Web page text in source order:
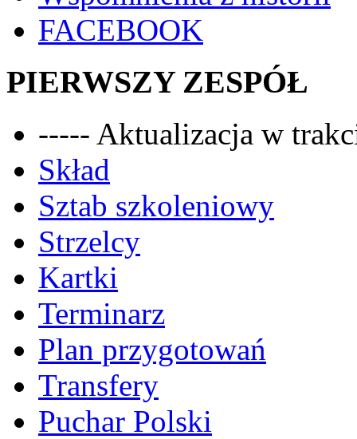
FACEBOOK
PIERWSZY ZESPÓŁ
----- Aktualizacja w
Skład
Sztab szkoleniowy
Strzelcy
Kartki
Terminarz
Plan przygotowań
Transfery
Puchar Polski